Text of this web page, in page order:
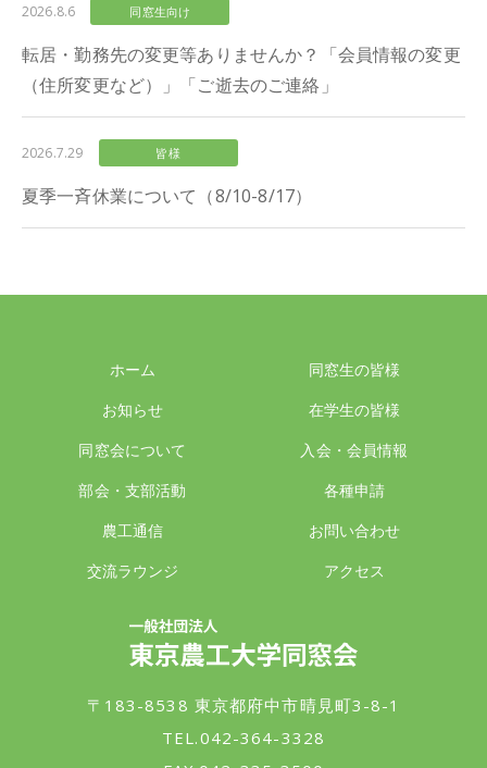
2026.8.6 同窓生向け
転居・勤務先の変更等ありませんか？「会員情報の変更
（住所変更など）」「ご逝去のご連絡」
2026.7.29 皆様
夏季一斉休業について（8/10-8/17）
ホーム
お知らせ
同窓会について
部会・支部活動
農工通信
交流ラウンジ
同窓生の皆様
在学生の皆様
入会・会員情報
各種申請
お問い合わせ
アクセス
〒183-8538 東京都府中市晴見町3-8-1
TEL.042-364-3328